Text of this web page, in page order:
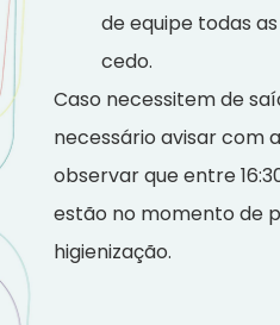
de equipe todas
cedo.
Caso necessitem de
necessário avisar com
observar que entre
estão no momento de
higienização.